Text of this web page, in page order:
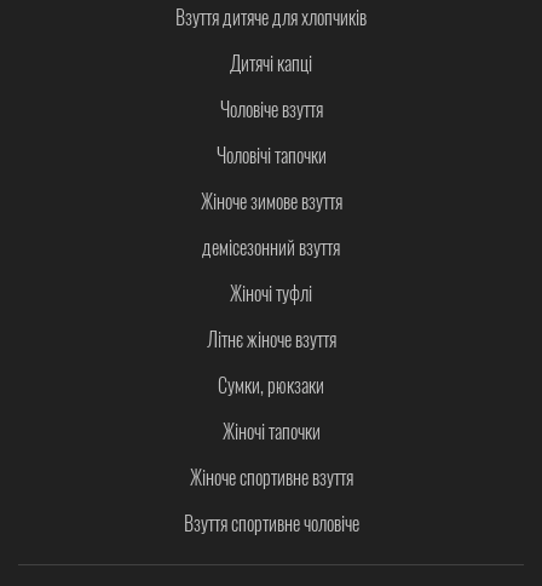
Взуття дитяче для хлопчиків
Дитячі капці
Чоловіче взуття
Чоловічі тапочки
Жіноче зимове взуття
демісезонний взуття
Жіночі туфлі
Літнє жіноче взуття
Сумки, рюкзаки
Жіночі тапочки
Жіноче спортивне взуття
Взуття спортивне чоловіче